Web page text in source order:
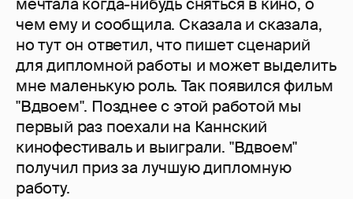
чем ему и сообщила. Сказала и сказала,
но тут он ответил, что пишет сценарий
для дипломной работы и может выделить
мне маленькую роль. Так появился фильм
"Вдвоем". Позднее с этой работой мы
первый раз поехали на Каннский
кинофестиваль и выиграли. "Вдвоем"
получил приз за лучшую дипломную
работу.